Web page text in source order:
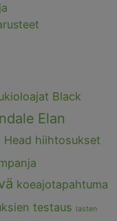
Black
Elan
Head hiihtosukset
koeajotapahtuma
testaus lasten